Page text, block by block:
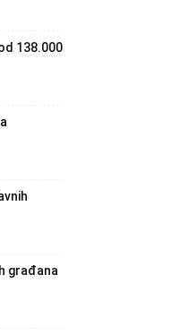
138.000
građana